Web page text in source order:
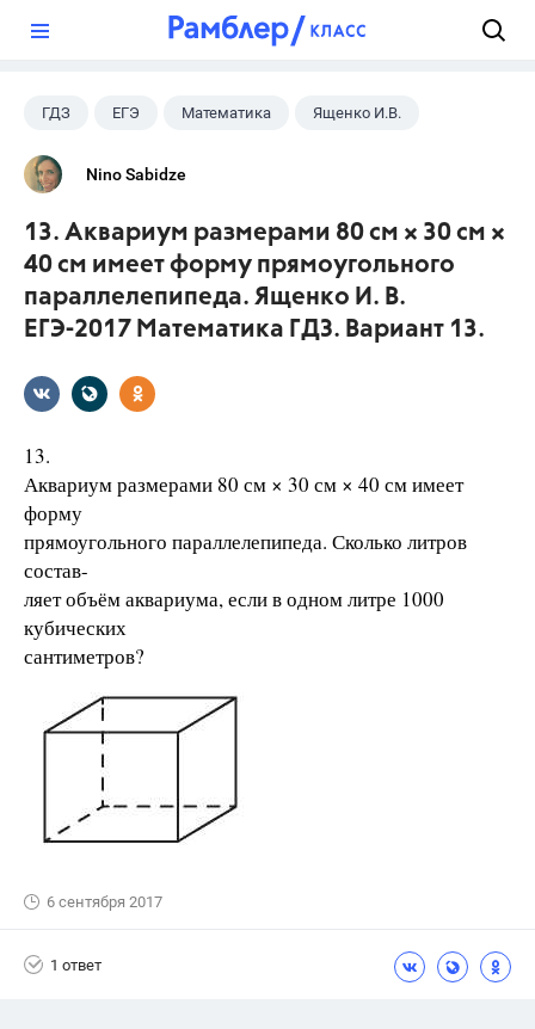
ГДЗ ЕГЭ Математика Ященко И.В.
Nino Sabidze
13. Аквариум размерами 80 см × 30 см ×
40 см имеет форму прямоугольного
параллелепипеда. Ященко И. В.
ЕГЭ-2017 Математика ГДЗ. Вариант 13.
13.
Аквариум размерами 80 см × 30 см × 40 см имеет
форму
прямоугольного параллелепипеда. Сколько литров
состав-
ляет объём аквариума, если в одном литре 1000
кубических
сантиметров?
6 сентября 2017
1 ответ